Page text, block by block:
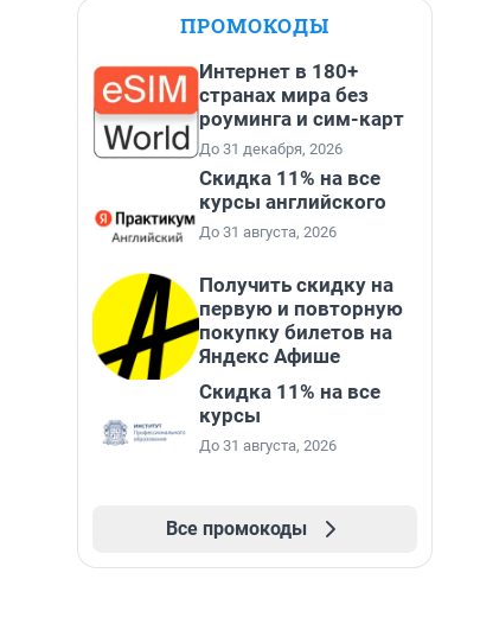
ПРОМОКОДЫ
Интернет в 180+
странах мира без
роуминга и сим-карт
До 31 декабря, 2026
Скидка 11% на все
курсы английского
До 31 августа, 2026
Получить скидку на
первую и повторную
покупку билетов на
Яндекс Афише
Скидка 11% на все
курсы
До 31 августа, 2026
Все промокоды